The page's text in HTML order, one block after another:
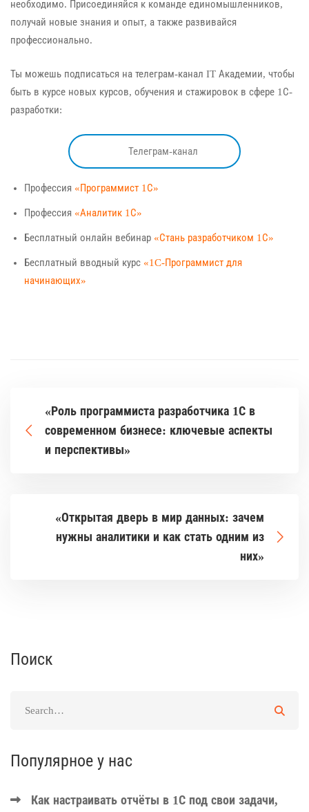
необходимо. Присоединяйся к команде единомышленников,
получай новые знания и опыт, а также развивайся
профессионально.
Ты можешь подписаться на телеграм-канал IT Академии, чтобы
быть в курсе новых курсов, обучения и стажировок в сфере 1С-
разработки:
Телеграм-канал
Профессия «Программист 1С»
Профессия «Аналитик 1С»
Бесплатный онлайн вебинар «Стань разработчиком 1С»
Бесплатный вводный курс «1C-Программист для
начинающих»
«Роль программиста разработчика 1С в
современном бизнесе: ключевые аспекты
и перспективы»
«Открытая дверь в мир данных: зачем
нужны аналитики и как стать одним из
них»
Поиск
Популярное у нас
Как настраивать отчёты в 1С под свои задачи,